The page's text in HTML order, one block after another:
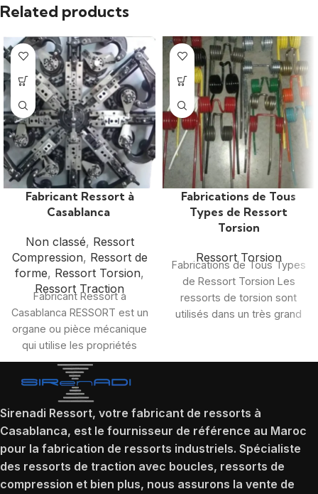
Related products
Fabricant Ressort à
Casablanca
Non classé, Ressort
Compression, Ressort de
forme, Ressort Torsion,
Ressort Traction
Fabricant Ressort à
Casablanca RESSORT est un
organe ou pièce mécanique
qui utilise les propriétés
élastique de certains
matériaux pour absorber
Fabrications de Tous
Types de Ressort
Torsion
Ressort Torsion
Fabrications de Tous Types
de Ressort Torsion Les
ressorts de torsion sont
utilisés dans un très grand
Sirenadi Ressort, votre fabricant de ressorts à
Casablanca, est le fournisseur de référence au Maroc
pour la fabrication de ressorts industriels. Spécialiste
des ressorts de traction avec boucles, ressorts de
compression et bien plus, nous assurons la vente de